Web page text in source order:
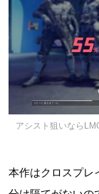
アシスト狙いなら
本作はクロスプレ